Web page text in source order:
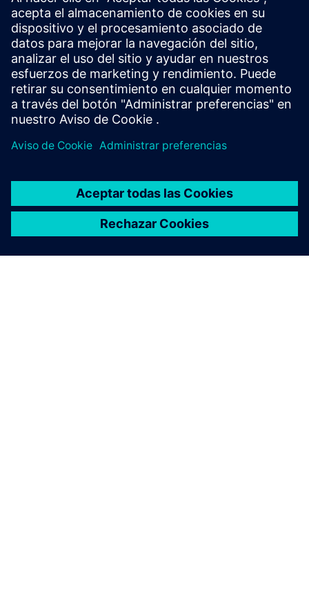
Los clientes que buscan una solución de sensores
inalámbricos pueden aprovechar la oferta de plataformas
de sensores de Attune. Siemens y Attune crearán una
integración que permitirá a los clientes supervisar, registrar
y notifica...
Más información